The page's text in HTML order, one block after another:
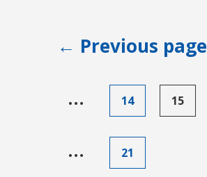
Paginazione
degli
← Previous page
… 14 15
… 21